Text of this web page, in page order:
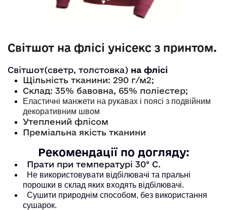
Світшот на флісі унісекс з принтом
Світшот(светр, толстовка) на флісі
Щільність тканини: 290 г/м2;
Склад: 35% бавовна, 65% поліестер;
Еластичні манжети на рукавах і поясі з подвійним
декоративним швом
Утеплений флісом
Преміальна якість тканини
Рекомендації по догляду:
Прати при температурі 30° С.
Не використовувати відбілювачі та пральні
порошки в склад яких входять відбілювачі.
Сушити природнім способом, без використання
сушарок.